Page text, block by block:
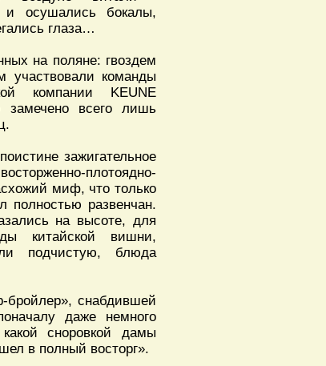
и осушались бокалы,
глаза…
на поляне: гвоздем
участвовали команды
компании KEUNE
всего лишь
зажигательное
плотоядно-
миф, что только
развенчан.
на высоте, для
китайской вишни,
подчистую, блюда
бройлер», снабдившей
даже немного
сноровкой дамы
в полный восторг».